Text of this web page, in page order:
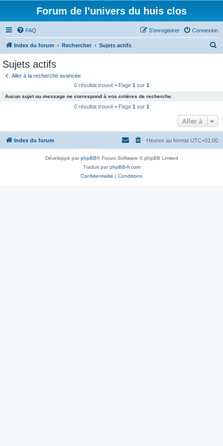
Forum de l'univers du huis clos
FAQ Connexion
S’enregistrer
Index du forum Rechercher Sujets actifs
c
e
Sujets actifs
Aller à la recherche avancée
0 résultat trouvé • Page 1 sur 1
Aucun sujet ou message ne correspond à vos critères de recherche.
0 résultat trouvé • Page 1 sur 1
Aller à
Index du forum Heures au format UTC+01:00
Développé parphpBB® Forum Software © phpBB Limited
Traduit parphpBB-fr.com
Confidentialité | Conditions